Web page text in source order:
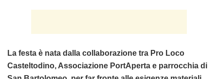
La festa è nata dalla collaborazione tra Pro Loco
Casteltodino, Associazione PortAperta e parrocchia di